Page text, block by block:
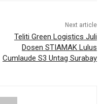
Next article
Teliti Green Logistics Juli
Dosen STIAMAK Lulus
Cumlaude S3 Untag Surabay